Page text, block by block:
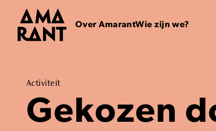
Over AmarantWie zijn we?
Activiteit
Gekozen